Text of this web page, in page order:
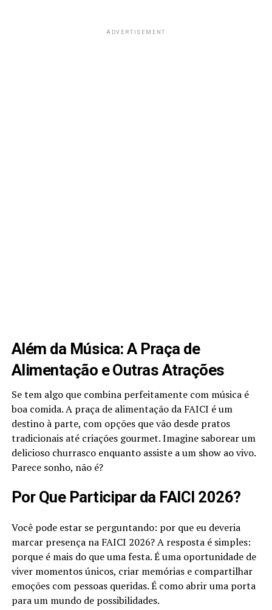
ADVERTISEMENT
Além da Música: A Praça de
Alimentação e Outras Atrações
Se tem algo que combina perfeitamente com música é
boa comida. A praça de alimentação da FAICI é um
destino à parte, com opções que vão desde pratos
tradicionais até criações gourmet. Imagine saborear um
delicioso churrasco enquanto assiste a um show ao vivo.
Parece sonho, não é?
Por Que Participar da FAICI 2026?
Você pode estar se perguntando: por que eu deveria
marcar presença na FAICI 2026? A resposta é simples:
porque é mais do que uma festa. É uma oportunidade de
viver momentos únicos, criar memórias e compartilhar
emoções com pessoas queridas. É como abrir uma porta
para um mundo de possibilidades.